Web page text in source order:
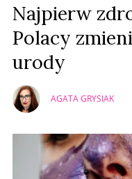
Najpierw
Polacy
urody
AGATA GRYSIAK